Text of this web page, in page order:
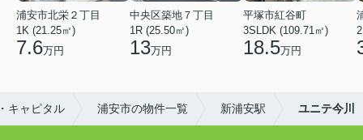
浦安市北栄２丁目
1K (21.25㎡)
7.6万円
中央区築地７丁目
1R (25.50㎡)
13万円
平塚市紅谷町
3SLDK (109.71㎡)
18.5万円
キャピタル 浦安市の物件一覧 新浦安駅 ユニテ今川